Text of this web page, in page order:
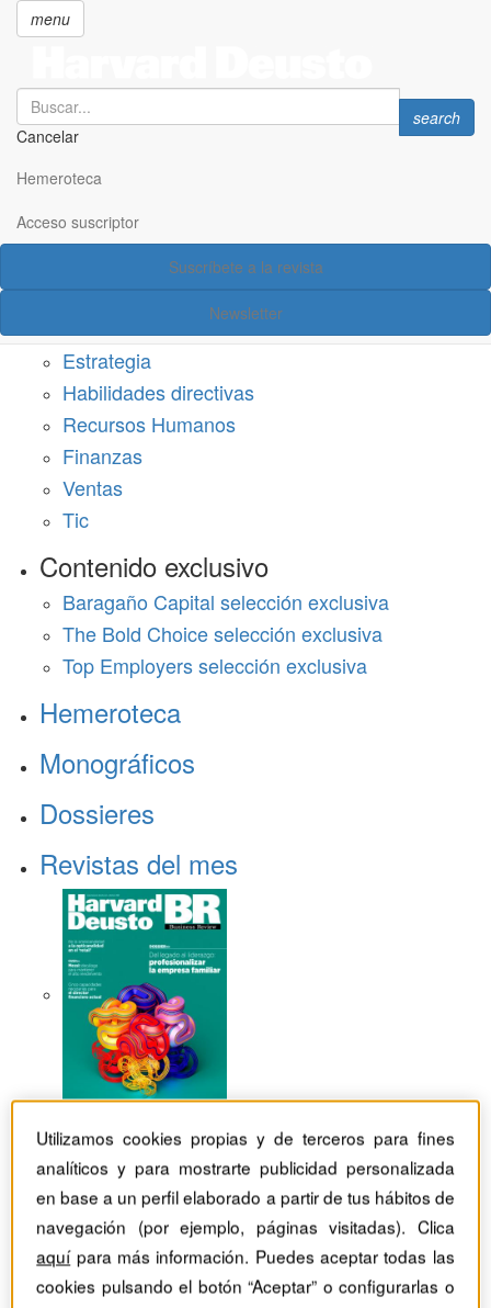
principal
menu
Search
Cancelar
Search
search
Hemeroteca
Acceso suscriptor
Suscríbete a la revista
Newsletter
Acceso suscriptor
Estrategia
Habilidades directivas
Recursos Humanos
Finanzas
Ventas
Tic
Contenido exclusivo
Baragaño Capital selección exclusiva
The Bold Choice selección exclusiva
Top Employers selección exclusiva
Hemeroteca
Monográficos
Dossieres
Revistas del mes
Utilizamos cookies propias y de terceros para fines
analíticos y para mostrarte publicidad personalizada
en base a un perfil elaborado a partir de tus hábitos de
navegación (por ejemplo, páginas visitadas). Clica
aquípara más información. Puedes aceptar todas las
cookies pulsando el botón “Aceptar” o configurarlas o